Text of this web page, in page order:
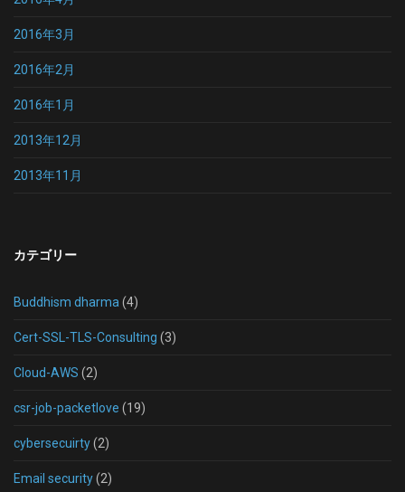
2016年3月
2016年2月
2016年1月
2013年12月
2013年11月
カテゴリー
Buddhism dharma (4)
Cert-SSL-TLS-Consulting (3)
Cloud-AWS (2)
csr-job-packetlove (19)
cybersecuirty(2)
Email security(2)